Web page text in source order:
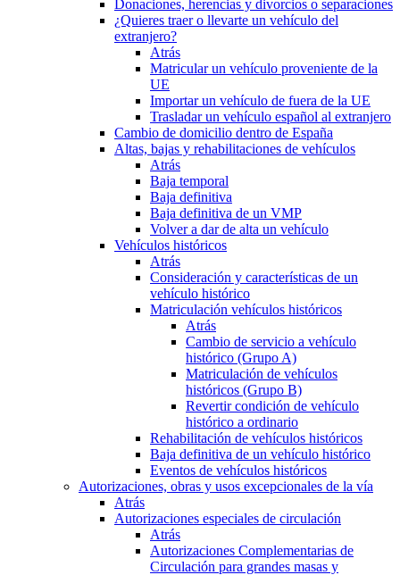
Donaciones, herencias y divorcios o separaciones
¿Quieres traer o llevarte un vehículo del
extranjero?
Atrás
Matricular un vehículo proveniente de la
UE
Importar un vehículo de fuera de la UE
Trasladar un vehículo español al extranjero
Cambio de domicilio dentro de España
Altas, bajas y rehabilitaciones de vehículos
Atrás
Baja temporal
Baja definitiva
Baja definitiva de un VMP
Volver a dar de alta un vehículo
Vehículos históricos
Atrás
Consideración y características de un
vehículo histórico
Matriculación vehículos históricos
Atrás
Cambio de servicio a vehículo
histórico (Grupo A)
Matriculación de vehículos
históricos (Grupo B)
Revertir condición de vehículo
histórico a ordinario
Rehabilitación de vehículos históricos
Baja definitiva de un vehículo histórico
Eventos de vehículos históricos
Autorizaciones, obras y usos excepcionales de la vía
Atrás
Autorizaciones especiales de circulación
Atrás
Autorizaciones Complementarias de
Circulación para grandes masas y